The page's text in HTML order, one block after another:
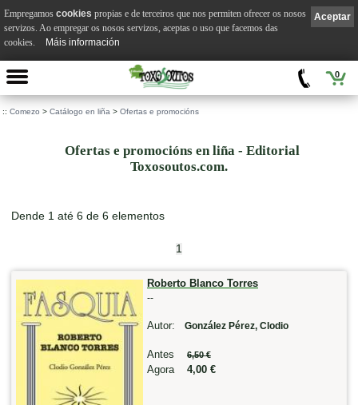
0
:: Comezo > Catálogo en liña > Ofertas e promocións
Ofertas e promocións en liña - Editorial
Toxosoutos.com.
Dende 1 até 6 de 6 elementos
1
Roberto Blanco Torres
--
Autor: González Pérez, Clodio
Antes 6,50 €
Agora 4,00 €
Aceptar
Empregamos cookies propias e de terceiros que nos permiten ofrecer os nosos
servizos. Ao empregar os nosos servizos, aceptas o uso que facemos das
cookies.
Máis información